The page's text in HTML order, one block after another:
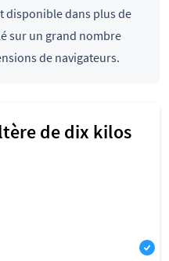
disponible dans plus de
sur un grand nombre
de navigateurs.